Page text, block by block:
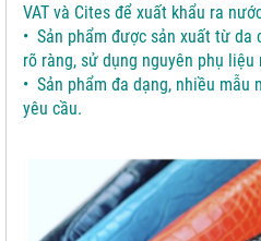
VAT và Cites để xuất khẩu ra
• Sản phẩm được sản xuất từ da
rõ ràng, sử dụng nguyên phụ liệu
• Sản phẩm đa dạng, nhiều mẫu
yêu cầu.